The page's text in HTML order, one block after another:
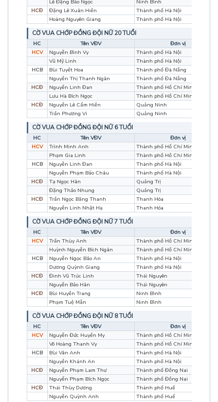
Lê Đặng Bảo Ngọc
Ninh Bình
HCĐ
Đặng Lê Xuân Hiền
Thành phố Hà Nội
Hoàng Nguyên Giang
Thành phố Hà Nội
CỜ VUA CHỚP ĐỒNG ĐỘI NỮ 20 TUỔI
HC Tên VĐV
Đơn vị
HCV
Nguyễn Bình Vy
Thành phố Hà Nội
Vũ Mỹ Linh
Thành phố Hà Nội
HCB
Bùi Tuyết Hoa
Thành phố Đà Nẵng
Nguyễn Thị Thanh Ngân
Thành phố Đà Nẵng
HCĐ
Nguyễn Linh Đan
Thành phố Hồ Chí Minh
Lưu Hà Bích Ngọc
Thành phố Hồ Chí Minh
HCĐ
Nguyễn Lê Cẩm Hiền
Quảng Ninh
Trần Phương Vi
Quảng Ninh
CỜ VUA CHỚP ĐỒNG ĐỘI NỮ 6 TUỔI
HC Tên VĐV
Đơn vị
HCV
Trình Minh Anh
Thành phố Hồ Chí Minh
Phạm Gia Linh
Thành phố Hồ Chí Minh
HCB
Nguyễn Linh Đan
Thành phố Hà Nội
Nguyễn Phạm Bảo Châu
Thành phố Hà Nội
HCĐ
Tạ Ngọc Hân
Quảng Trị
Đặng Thảo Nhung
Quảng Trị
HCĐ
Trần Ngọc Băng Thanh
Thanh Hóa
Nguyễn Linh Nhật Hạ
Thanh Hóa
CỜ VUA CHỚP ĐỒNG ĐỘI NỮ 7 TUỔI
HC Tên VĐV
Đơn vị
HCV
Trần Thùy Anh
Thành phố Hồ Chí Minh
Huỳnh Nguyễn Bích Ngân
Thành phố Hồ Chí Minh
HCB
Nguyễn Ngọc Bảo An
Thành phố Hà Nội
Dương Quỳnh Giang
Thành phố Hà Nội
HCĐ
Đinh Vũ Trúc Linh
Thái Nguyên
Nguyễn Bảo Hân
Thái Nguyên
HCĐ
Bùi Huyền Trang
Ninh Bình
Phạm Tuệ Mẫn
Ninh Bình
CỜ VUA CHỚP ĐỒNG ĐỘI NỮ 8 TUỔI
HC Tên VĐV
Đơn vị
HCV
Nguyễn Đức Huyền My
Thành phố Hồ Chí Minh
Võ Hoàng Thanh Vy
Thành phố Hồ Chí Minh
HCB
Bùi Vân Anh
Thành phố Hà Nội
Nguyễn Khánh An
Thành phố Hà Nội
HCĐ
Nguyễn Phạm Lam Thư
Thành phố Đồng Nai
Nguyễn Phạm Bích Ngọc
Thành phố Đồng Nai
HCĐ
Thái Thùy Dương
Thành phố Huế
Nguyễn Quỳnh Anh
Thành phố Huế